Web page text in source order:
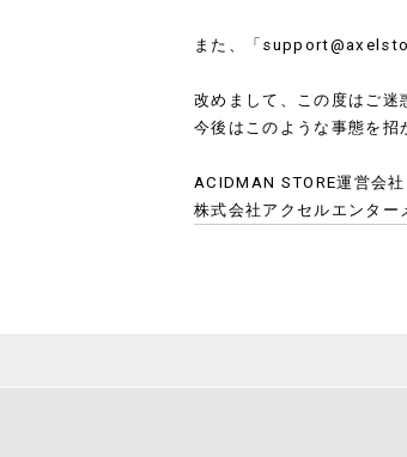
また、「
改めまして、この度はご迷
今後はこのような事態を招
ACIDMAN STORE運営会社
株式会社アクセルエンター